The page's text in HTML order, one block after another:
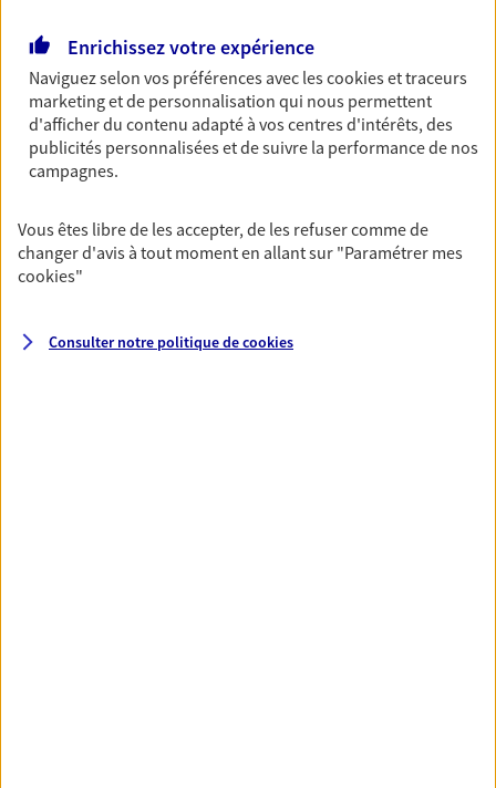
NOUS CONTACTER
Prévoyance
Pour un avenir serein, assurez-vous avec notre
d'accident ou de maladie en optant pour les
garanties incapacité temporaire totale de travail,
invalidité ou de décès.
NOUS CONTACTER
Enrichissez votre expérience
Naviguez selon vos préférences avec lescookies et traceurs
marketing et de personnalisation qui nous permettent
d'afficher du contenu adapté à vos centres d'intérêts, des
publicités personnalisées et de suivre la performance de nos
campagnes.
Vous êtes libre de les accepter, de les refuser comme de
changer d'avis à tout moment en allant sur "Paramétrer mes
cookies"
Consulter notre politique decookies